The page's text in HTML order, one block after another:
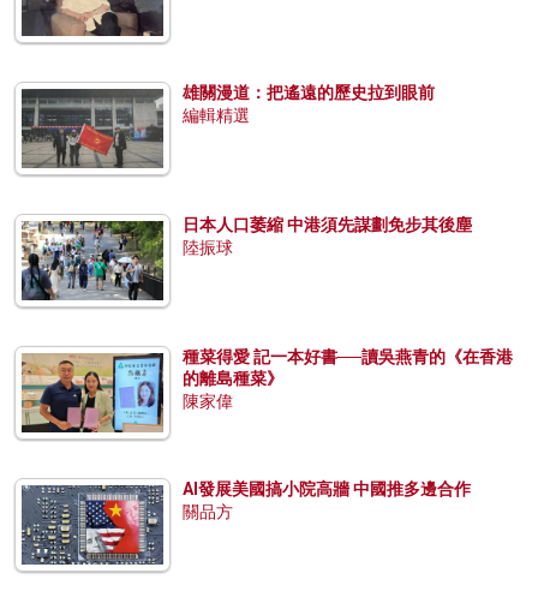
雄關漫道：把遙遠的歷史拉到眼前
編輯精選
日本人口萎縮 中港須先謀劃免步其後塵
陸振球
種菜得愛 記一本好書──讀吳燕青的《在香港
的離島種菜》
陳家偉
AI發展美國搞小院高牆 中國推多邊合作
關品方